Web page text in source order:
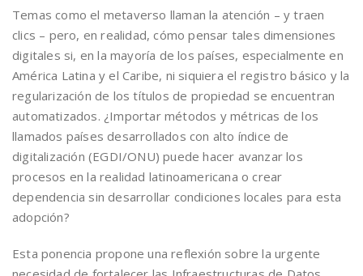
Temas como el metaverso llaman la atención – y traen
clics – pero, en realidad, cómo pensar tales dimensiones
digitales si, en la mayoría de los países, especialmente en
América Latina y el Caribe, ni siquiera el registro básico y la
regularización de los títulos de propiedad se encuentran
automatizados. ¿Importar métodos y métricas de los
llamados países desarrollados con alto índice de
digitalización (EGDI/ONU) puede hacer avanzar los
procesos en la realidad latinoamericana o crear
dependencia sin desarrollar condiciones locales para esta
adopción?
Esta ponencia propone una reflexión sobre la urgente